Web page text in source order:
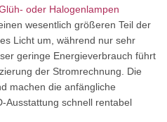
oder Halogenlampen
wesentlich größeren Teil der
Licht um, während nur sehr
geringe Energieverbrauch führt
der Stromrechnung. Die
machen die anfängliche
Ausstattung schnell rentabel